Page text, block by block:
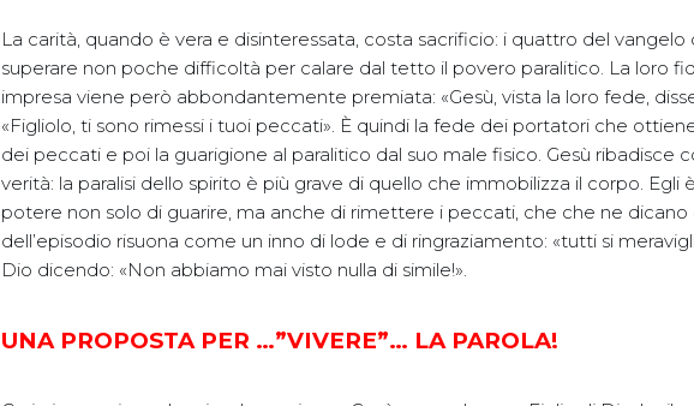
La carità, quando è vera e disinteressata, costa sacrificio: i quattro del
superare non poche difficoltà per calare dal tetto il povero paralitico. La loro
impresa viene però abbondantemente premiata: «Gesù, vista la loro fede,
«Figliolo, ti sono rimessi i tuoi peccati». È quindi la fede dei portatori che
dei peccati e poi la guarigione al paralitico dal suo male fisico. Gesù ribadisce
verità: la paralisi dello spirito è più grave di quello che immobilizza il corpo. Egli
potere non solo di guarire, ma anche di rimettere i peccati, che che ne dicano
dell’episodio risuona come un inno di lode e di ringraziamento: «tutti si
Dio dicendo: «Non abbiamo mai visto nulla di simile!».
UNA PROPOSTA PER …”VIVERE”… LA PAROLA!